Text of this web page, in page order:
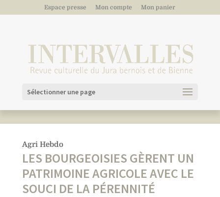
Espace presse Mon compte Mon panier
Sélectionner une page
Agri Hebdo
LES BOURGEOISIES GÈRENT UN
PATRIMOINE AGRICOLE AVEC LE
SOUCI DE LA PÉRENNITÉ